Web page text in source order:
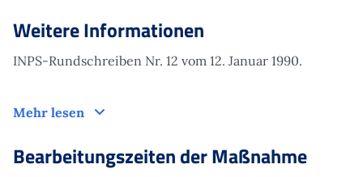
Weitere Informationen
INPS-Rundschreiben Nr. 12 vom 12. Januar 1990.
Mehr lesen Weitere Informationen
Bearbeitungszeiten der Maßnahme